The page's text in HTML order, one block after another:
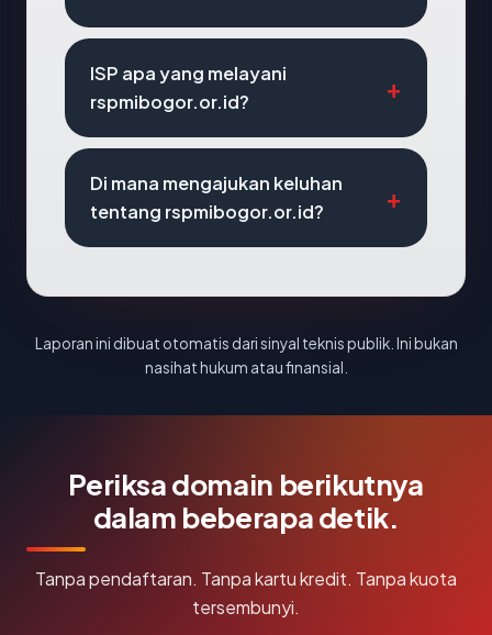
ISP apa yang melayani
rspmibogor.or.id?
Di mana mengajukan keluhan
tentang rspmibogor.or.id?
Laporan ini dibuat otomatis dari sinyal teknis publik. Ini bukan
nasihat hukum atau finansial.
Periksa domain berikutnya
dalam beberapa detik.
Tanpa pendaftaran. Tanpa kartu kredit. Tanpa kuota
tersembunyi.